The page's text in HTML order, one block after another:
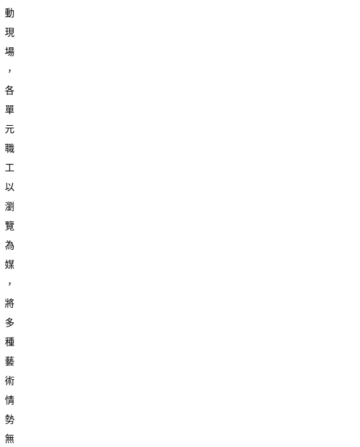
動
現
場
，
各
單
元
職
工
以
瀏
覽
為
媒
，
將
多
種
藝
術
情
勢
無